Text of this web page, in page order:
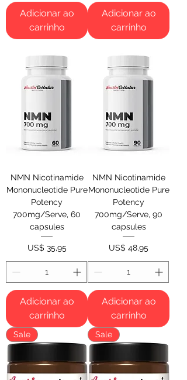
Adicionar ao
carrinho
Adicionar ao
carrinho
NMN Nicotinamide
Mononucleotide Pure
Potency
700mg/Serve, 60
capsules
Preço
US$ 35,95
Adicionar ao
carrinho
NMN Nicotinamide
Mononucleotide Pure
Potency
700mg/Serve, 90
capsules
Preço
US$ 48,95
Adicionar ao
carrinho
Sale Sale